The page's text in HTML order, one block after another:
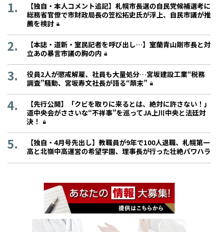
【独自・本人コメント追記】札幌市長選の自民党候補選考に
総務省官僚で市財政局長の笠松拓史氏が浮上、自民市議が推
薦を検討
【本誌・道新・室民記者を呼び出し…】室蘭青山剛市長と対
立あの暴言市議の胸の内
役員2人が懲戒解雇、社員も大量処分…宮坂建設工業“税務
調査”騒動、宮坂寿文社長が語る“顛末”
【先行公開】「クビを取りに来るとは、絶対に許さない！」
道中央会がささいな“不祥事”を巡ってJA上川中央と法廷対
決！
【独自・4月号先出し】教職員が9年で100人退職、札幌第一
高と北嶺中高運営の希望学園、理事長が行った壮絶パワハラ